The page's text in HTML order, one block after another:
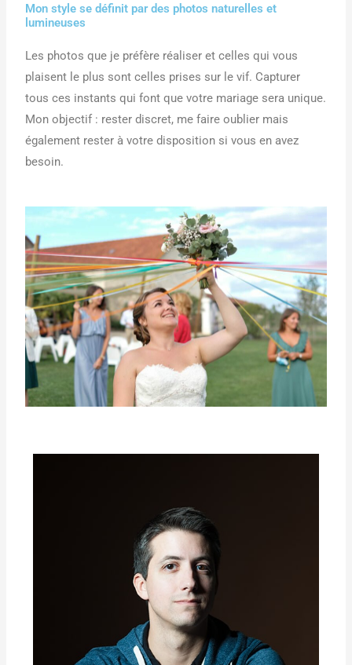
Mon style se définit par des photos naturelles et
lumineuses
Les photos que je préfère réaliser et celles qui vous
plaisent le plus sont celles prises sur le vif. Capturer
tous ces instants qui font que votre mariage sera unique.
Mon objectif : rester discret, me faire oublier mais
également rester à votre disposition si vous en avez
besoin.